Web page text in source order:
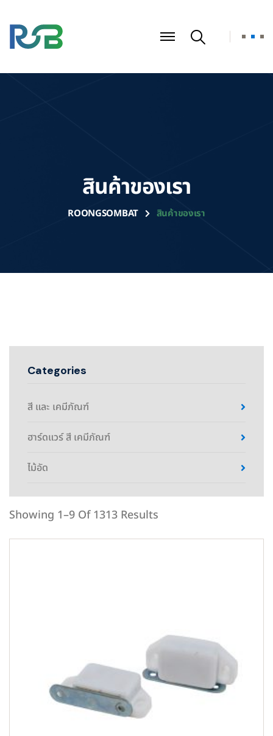
สินค้าของเรา
ROONGSOMBAT สินค้าของเรา
Categories
สี และ เคมีภัณฑ์
ฮาร์ดแวร์ สี เคมีภัณฑ์
ไม้อัด
Showing 1–9 Of 1313 Results